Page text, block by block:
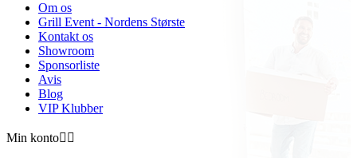
Om os
Grill Event - Nordens Største
Kontakt os
Showroom
Sponsorliste
Avis
Blog
VIP Klubber
Min konto 